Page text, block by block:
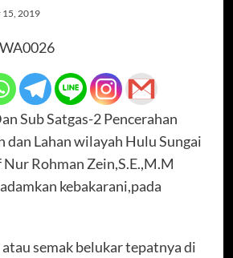
15, 2019
Sub Satgas-2 Pencerahan
dan Lahan wilayah Hulu Sungai
Rohman Zein,S.E.,M.M
kebakarani,pada
semak belukar tepatnya di